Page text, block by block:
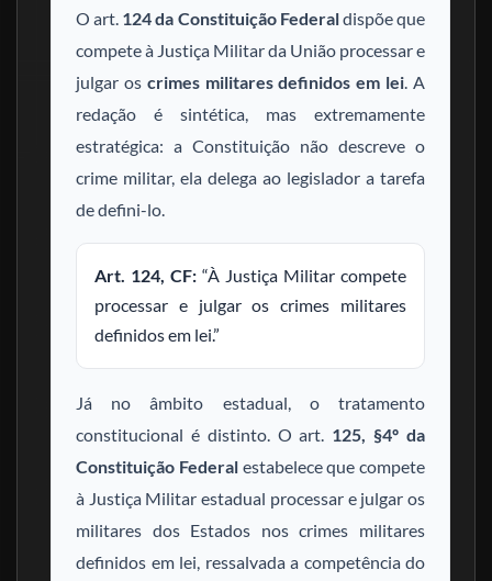
O art. 124 da Constituição Federaldispõe que
compete à Justiça Militar da União processar e
julgar os crimes militares definidos em lei. A
redação é sintética, mas extremamente
estratégica: a Constituição não descreve o
crime militar, ela delega ao legislador a tarefa
de defini-lo.
Art. 124, CF: “À Justiça Militar compete
processar e julgar os crimes militares
definidos em lei.”
Já no âmbito estadual, o tratamento
constitucional é distinto. O art. 125, §4º da
Constituição Federalestabelece que compete
à Justiça Militar estadual processar e julgar os
militares dos Estados nos crimes militares
definidos em lei, ressalvada a competência do